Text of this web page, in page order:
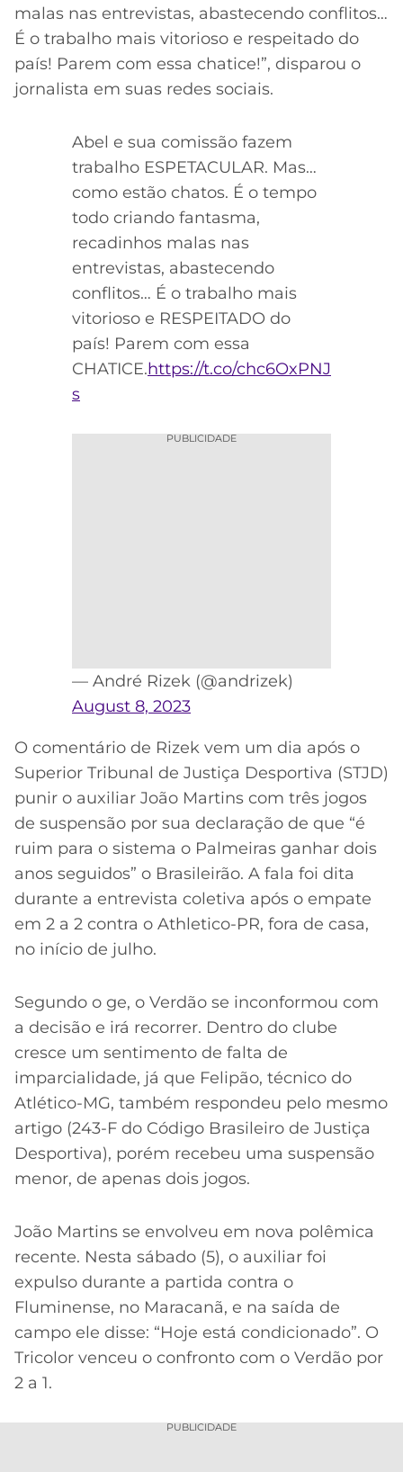
CRUZEIRO
malas nas entrevistas, abastecendo conflitos…
É o trabalho mais vitorioso e respeitado do
país! Parem com essa chatice!”, disparou o
jornalista em suas redes sociais.
Abel e sua comissão fazem
trabalho ESPETACULAR. Mas…
como estão chatos. É o tempo
todo criando fantasma,
recadinhos malas nas
entrevistas, abastecendo
conflitos… É o trabalho mais
vitorioso e RESPEITADO do
país! Parem com essa
CHATICE.https://t.co/chc6OxPNJ
s
PUBLICIDADE
— André Rizek (@andrizek)
August 8, 2023
O comentário de Rizek vem um dia após o
Superior Tribunal de Justiça Desportiva (STJD)
punir o auxiliar João Martins com três jogos
de suspensão por sua declaração de que “é
ruim para o sistema o Palmeiras ganhar dois
anos seguidos” o Brasileirão. A fala foi dita
durante a entrevista coletiva após o empate
em 2 a 2 contra o Athletico-PR, fora de casa,
no início de julho.
Segundo o ge, o Verdão se inconformou com
a decisão e irá recorrer. Dentro do clube
cresce um sentimento de falta de
imparcialidade, já que Felipão, técnico do
Atlético-MG, também respondeu pelo mesmo
artigo (243-F do Código Brasileiro de Justiça
Desportiva), porém recebeu uma suspensão
menor, de apenas dois jogos.
João Martins se envolveu em nova polêmica
recente. Nesta sábado (5), o auxiliar foi
expulso durante a partida contra o
Fluminense, no Maracanã, e na saída de
campo ele disse: “Hoje está condicionado”. O
Tricolor venceu o confronto com o Verdão por
2 a 1.
PUBLICIDADE